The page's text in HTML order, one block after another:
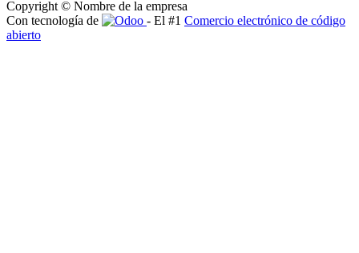
Copyright © Nombre de la empresa
Con tecnología de
- El #1 Comercio electrónico de código
abierto